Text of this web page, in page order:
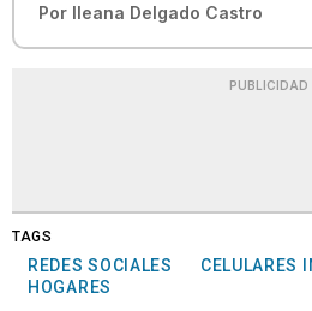
Por Ileana Delgado Castro
PUBLICIDAD
TAGS
REDES SOCIALES
CELULARES
HOGARES